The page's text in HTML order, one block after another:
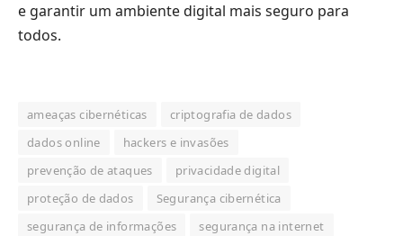
e garantir um ambiente digital mais seguro para
todos.
ameaças cibernéticas
criptografia de dados
dados online
hackers e invasões
prevenção de ataques
privacidade digital
proteção de dados
Segurança cibernética
segurança de informações
segurança na internet